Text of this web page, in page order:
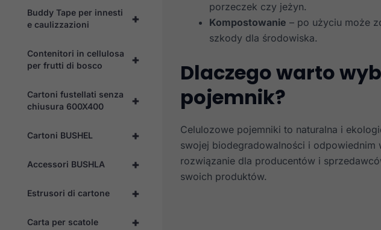
+
Buddy Tape per innesti
e caulizzazioni
+
Contenitori in cellulosa
per frutti di bosco
+
Cartoni fustellati senza
chiusura 600X400
+
Cartoni BUSHEL
+
Accessori BUSHLA
+
Estrusori di cartone
+
Carta per scatole
porzeczek czy jeżyn.
Kompostowanie – po użyciu może
szkody dla środowiska.
Dlaczego warto
pojemnik?
Celulozowe pojemniki to naturalna i
swojej biodegradowalności i odpowiednim
rozwiązanie dla producentów i
swoich produktów.